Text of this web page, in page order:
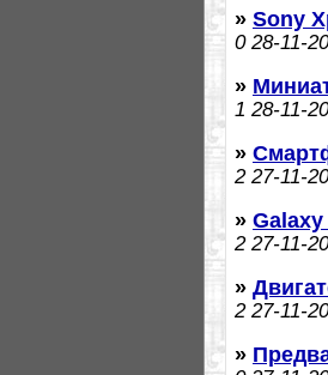
» Sony
028-11-
»
1 28-11-
»
227-11-
» Galaxy
227-11-
»
227-11-
»